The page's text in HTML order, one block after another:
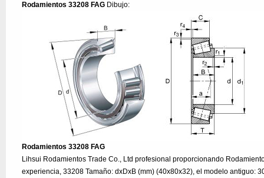
Rodamientos 33208 FAG Dibujo:
Rodamientos 33208 FAG
Lihsui Rodamientos Trade Co., Ltd profesional proporcionando
experiencia, 33208 Tamaño: dxDxB (mm) (40x80x32), el modelo antiguo: